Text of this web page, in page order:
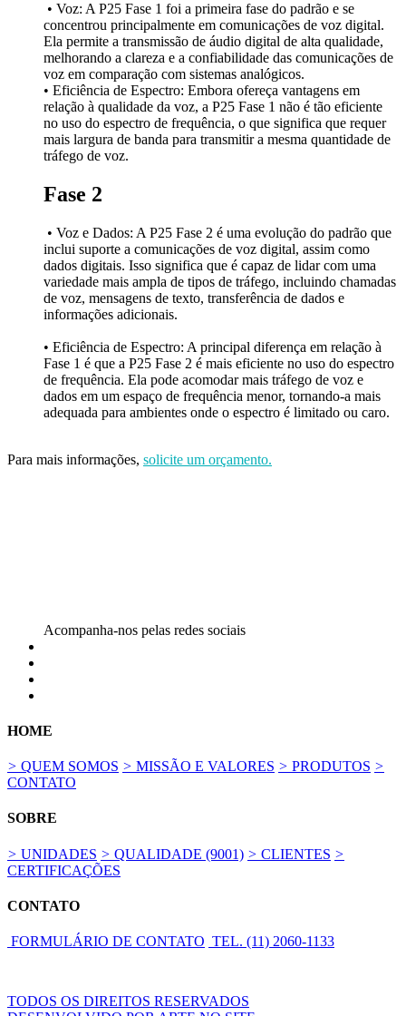
Comunicação ponto-a-ponto
SERVIÇOS
SERVIÇOS
Gerenciamento Remoto (Sistema / Rádios)
Manutenção de Rádios Ex (Intrinsecamente Seguros)
Serviços de Engenharia
Engenharia de RF
Site Survey
Assistência Técnica
Laboratório Próprio
Manutenção e Reparos
Damm
Hytera
Motorola
Athonet
Nokia
Zetron
CONTATO
Fale Conosco
• Voz: A P25 Fase 1 foi a primeira fase do padrão e se
concentrou principalmente em comunicações de voz digital.
Ela permite a transmissão de áudio digital de alta qualidade,
melhorando a clareza e a confiabilidade das comunicações de
voz em comparação com sistemas analógicos.
• Eficiência de Espectro: Embora ofereça vantagens em
relação à qualidade da voz, a P25 Fase 1 não é tão eficiente
no uso do espectro de frequência, o que significa que requer
mais largura de banda para transmitir a mesma quantidade de
tráfego de voz.
Fase 2
• Voz e Dados: A P25 Fase 2 é uma evolução do padrão que
inclui suporte a comunicações de voz digital, assim como
dados digitais. Isso significa que é capaz de lidar com uma
variedade mais ampla de tipos de tráfego, incluindo chamadas
de voz, mensagens de texto, transferência de dados e
informações adicionais.
• Eficiência de Espectro: A principal diferença em relação à
Fase 1 é que a P25 Fase 2 é mais eficiente no uso do espectro
de frequência. Ela pode acomodar mais tráfego de voz e
dados em um espaço de frequência menor, tornando-a mais
adequada para ambientes onde o espectro é limitado ou caro.
Para mais informações, solicite um orçamento.
Acompanha-nos pelas redes sociais
HOME
> QUEM SOMOS > MISSÃO E VALORES > PRODUTOS >
CONTATO
SOBRE
> UNIDADES > QUALIDADE (9001) > CLIENTES >
CERTIFICAÇÕES
CONTATO
FORMULÁRIO DE CONTATO TEL. (11) 2060-1133
TODOS OS DIREITOS RESERVADOS